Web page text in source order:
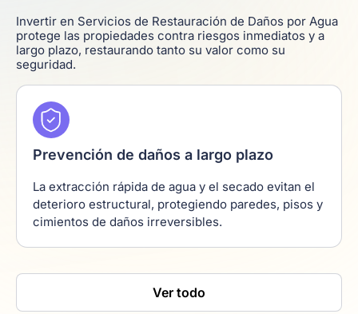
Invertir en Servicios de Restauración de Daños por Agua
protege las propiedades contra riesgos inmediatos y a
largo plazo, restaurando tanto su valor como su
seguridad.
Prevención de daños a largo plazo
La extracción rápida de agua y el secado evitan el
deterioro estructural, protegiendo paredes, pisos y
cimientos de daños irreversibles.
Ver todo